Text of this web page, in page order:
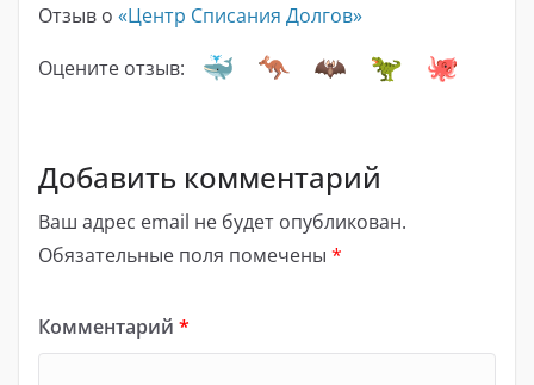
Отзыв о «Центр Списания Долгов»
Оцените отзыв:
Добавить комментарий
Ваш адрес email не будет опубликован.
Обязательные поля помечены *
Комментарий *